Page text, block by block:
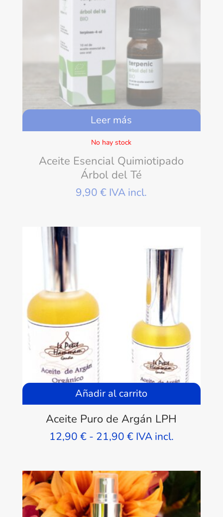
Leer más
No hay stock
Aceite Esencial Quimiotipado
Árbol del Té
9,90€ IVA incl.
Añadir al carrito
Aceite Puro de Argán LPH
12,90 € - 21,90 €Rango
desde
12,90 €
hasta
21,90 €
IVA incl.